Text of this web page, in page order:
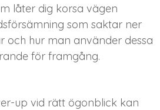
låter dig korsa vägen
som saktar ner
och hur man använder dessa
för framgång.
up vid rätt ögonblick kan